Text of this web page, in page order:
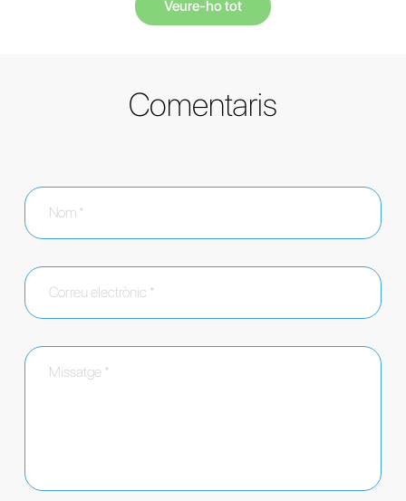
Veure-ho tot
Comentaris